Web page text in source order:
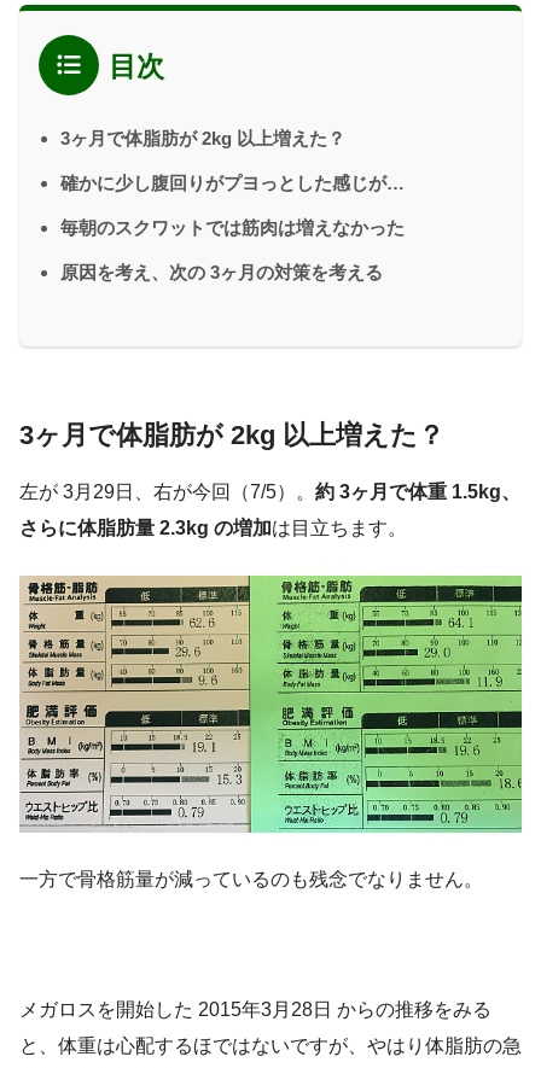
目次
3ヶ月で体脂肪が 2kg 以上増えた？
確かに少し腹回りがプヨっとした感じが…
毎朝のスクワットでは筋肉は増えなかった
原因を考え、次の 3ヶ月の対策を考える
3ヶ月で体脂肪が 2kg 以上増えた？
左が 3月29日、右が今回（7/5）。 約 3ヶ月で体重 1.5kg、
さらに体脂肪量 2.3kg の増加は目立ちます。
一方で骨格筋量が減っているのも残念でなりません。
メガロスを開始した 2015年3月28日 からの推移をみる
と、体重は心配するほではないですが、やはり体脂肪の急